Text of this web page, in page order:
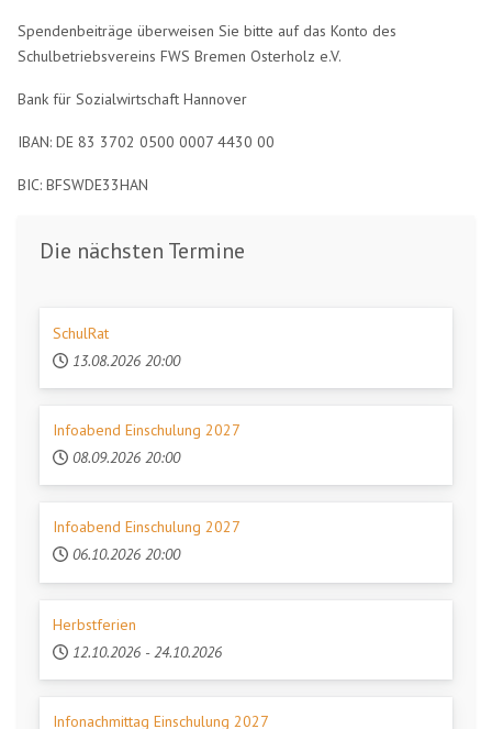
Spendenbeiträge überweisen Sie bitte auf das Konto des
Schulbetriebsvereins FWS Bremen Osterholz e.V.
Bank für Sozialwirtschaft Hannover
IBAN: DE 83 3702 0500 0007 4430 00
BIC: BFSWDE33HAN
Die nächsten Termine
SchulRat
13.08.2026 20:00
Infoabend Einschulung 2027
08.09.2026 20:00
Infoabend Einschulung 2027
06.10.2026 20:00
Herbstferien
12.10.2026 - 24.10.2026
Infonachmittag Einschulung 2027